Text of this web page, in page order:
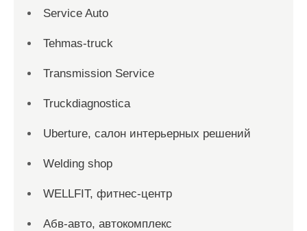
Service Auto
Tehmas-truck
Transmission Service
Truckdiagnostica
Uberture, салон интерьерных решений
Welding shop
WELLFIT, фитнес-центр
Абв-авто, автокомплекс